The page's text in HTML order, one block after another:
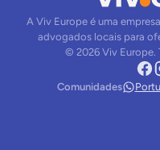
A Viv Europe é uma
advogados locais para
© 2026 Viv Europe.
Comunidades